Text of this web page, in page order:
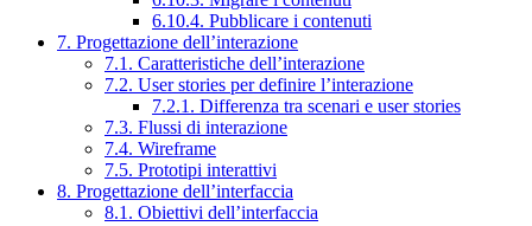
6.10.4. Pubblicare i contenuti
7. Progettazione dell’interazione
7.1. Caratteristiche dell’interazione
7.2. User stories per definire l’interazione
7.2.1. Differenza tra scenari e user stories
7.3. Flussi di interazione
7.4. Wireframe
7.5. Prototipi interattivi
8. Progettazione dell’interfaccia
8.1. Obiettivi dell’interfaccia